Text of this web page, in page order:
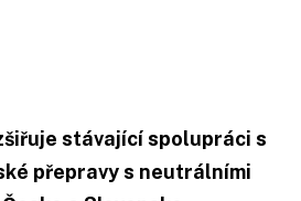
stávající spolupráci s
přepravy s neutrálními